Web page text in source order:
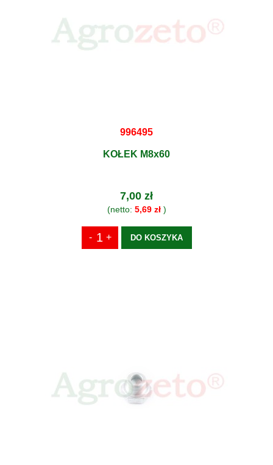
996495
KOŁEK M8x60
7,00 zł
(netto: 5,69 zł)
DO KOSZYKA